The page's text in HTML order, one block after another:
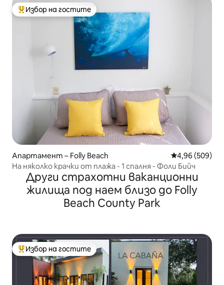
Най-популярен избор на гостите
Избор на гостите
Апартамент – Folly Beach Средна
4,96 (509)
На няколко крачки от плажа - 1 спалня - Фоли Бийч
Други страхотни ваканционни
жилища под наем близо до Folly
Beach County Park
Най-популярен избор на гостите
Избор на гостите